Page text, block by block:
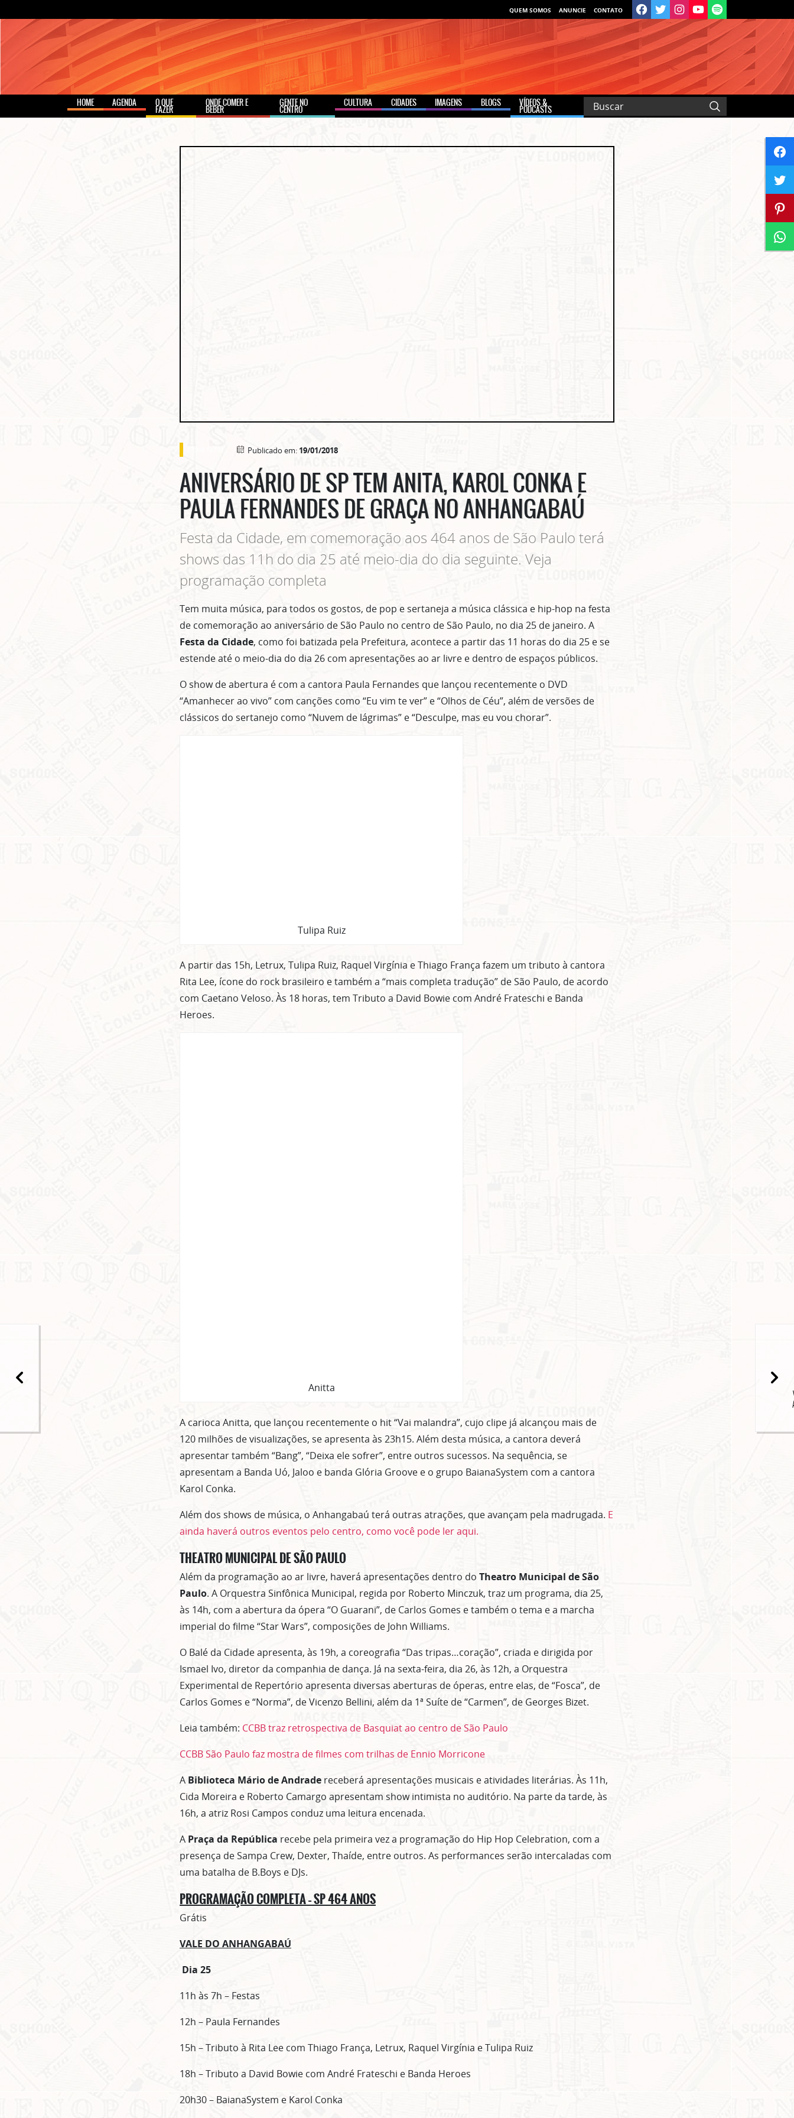
QUEM SOMOS ANUNCIE CONTATO
HOME AGENDA O QUE
FAZER
ONDE COMER E
BEBER
GENTE NO
CENTRO
CULTURA CIDADES IMAGENS BLOGS VÍDEOS &
PODCASTS
Publicado em: 19/01/2018
ANIVERSÁRIO DE SP TEM ANITA, KAROL CONKA E
PAULA FERNANDES DE GRAÇA NO ANHANGABAÚ
Festa da Cidade, em comemoração aos 464 anos de São Paulo terá
shows das 11h do dia 25 até meio-dia do dia seguinte. Veja
programação completa
Tem muita música, para todos os gostos, de pop e sertaneja a música clássica e hip-hop na festa
de comemoração ao aniversário de São Paulo no centro de São Paulo, no dia 25 de janeiro. A
Festa da Cidade, como foi batizada pela Prefeitura, acontece a partir das 11 horas do dia 25 e se
estende até o meio-dia do dia 26 com apresentações ao ar livre e dentro de espaços públicos.
O show de abertura é com a cantora Paula Fernandes que lançou recentemente o DVD
“Amanhecer ao vivo” com canções como “Eu vim te ver” e “Olhos de Céu”, além de versões de
clássicos do sertanejo como “Nuvem de lágrimas” e “Desculpe, mas eu vou chorar”.
Tulipa Ruiz
A partir das 15h, Letrux, Tulipa Ruiz, Raquel Virgínia e Thiago França fazem um tributo à cantora
Rita Lee, ícone do rock brasileiro e também a “mais completa tradução” de São Paulo, de acordo
com Caetano Veloso. Às 18 horas, tem Tributo a David Bowie com André Frateschi e Banda
Heroes.
Anitta
A carioca Anitta, que lançou recentemente o hit “Vai malandra”, cujo clipe já alcançou mais de
120 milhões de visualizações, se apresenta às 23h15. Além desta música, a cantora deverá
apresentar também “Bang”, “Deixa ele sofrer”, entre outros sucessos. Na sequência, se
apresentam a Banda Uó, Jaloo e banda Glória Groove e o grupo BaianaSystem com a cantora
Karol Conka.
Além dos shows de música, o Anhangabaú terá outras atrações, que avançam pela madrugada. E
ainda haverá outros eventos pelo centro, como você pode ler aqui.
THEATRO MUNICIPAL DE SÃO PAULO
Além da programação ao ar livre, haverá apresentações dentro do Theatro Municipal de São
Paulo. A Orquestra Sinfônica Municipal, regida por Roberto Minczuk, traz um programa, dia 25,
às 14h, com a abertura da ópera “O Guarani”, de Carlos Gomes e também o tema e a marcha
imperial do filme “Star Wars”, composições de John Williams.
O Balé da Cidade apresenta, às 19h, a coreografia “Das tripas…coração”, criada e dirigida por
Ismael Ivo, diretor da companhia de dança. Já na sexta-feira, dia 26, às 12h, a Orquestra
Experimental de Repertório apresenta diversas aberturas de óperas, entre elas, de “Fosca”, de
Carlos Gomes e “Norma”, de Vicenzo Bellini, além da 1ª Suíte de “Carmen”, de Georges Bizet.
Leia também: CCBB traz retrospectiva de Basquiat ao centro de São Paulo
CCBB São Paulo faz mostra de filmes com trilhas de Ennio Morricone
A Biblioteca Mário de Andrade receberá apresentações musicais e atividades literárias. Às 11h,
Cida Moreira e Roberto Camargo apresentam show intimista no auditório. Na parte da tarde, às
16h, a atriz Rosi Campos conduz uma leitura encenada.
A Praça da República recebe pela primeira vez a programação do Hip Hop Celebration, com a
presença de Sampa Crew, Dexter, Thaíde, entre outros. As performances serão intercaladas com
uma batalha de B.Boys e DJs.
PROGRAMAÇÃO COMPLETA – SP 464 ANOS
Grátis
VALE DO ANHANGABAÚ
Dia 25
11h às 7h – Festas
12h – Paula Fernandes
15h – Tributo à Rita Lee com Thiago França, Letrux, Raquel Virgínia e Tulipa Ruiz
18h – Tributo a David Bowie com André Frateschi e Banda Heroes
20h30 – BaianaSystem e Karol Conka